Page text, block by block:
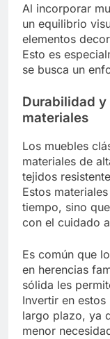
Al incorporar
un equilibrio
elementos
Esto es
se busca un
Durabilidad
materiales
Los muebles
materiales de
tejidos
Estos
tiempo, sino
con el cuidado
Es común que
en herencias
sólida les
Invertir en
largo plazo, ya
menor